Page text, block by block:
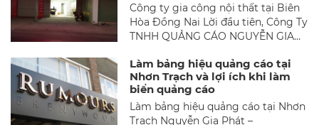
Công ty gia công nội thất tại Biên
Hòa Đồng Nai Lời đầu tiên, Công Ty
TNHH QUẢNG CÁO NGUYỄN GIA
lời chúc tốt đẹp và lời cảm ơn chân
thành đã nhiệt tình ủng hộ, giúp đỡ
và hợp tác cùng công ty chúng tôi
trong những năm qua!
Làm bảng hiệu quảng cáo tại
Nhơn Trạch và lợi ích khi làm
biển quảng cáo
Làm bảng hiệu quảng cáo tại Nhơn
Trạch Nguyễn Gia Phát –